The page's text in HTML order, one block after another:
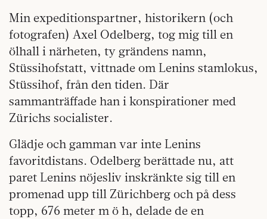
Min expeditionspartner, historikern (och
fotografen) Axel Odelberg, tog mig till en
ölhall i närheten, ty grändens namn,
Stüssihofstatt, vittnade om Lenins stamlokus,
Stüssihof, från den tiden. Där
sammanträffade han i konspirationer med
Zürichs socialister.
Glädje och gamman var inte Lenins
favoritdistans. Odelberg berättade nu, att
paret Lenins nöjesliv inskränkte sig till en
promenad upp till Zürichberg och på dess
topp, 676 meter m ö h, delade de en